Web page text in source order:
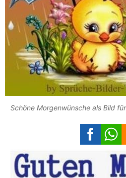
Schöne Morgenwünsche als Bild